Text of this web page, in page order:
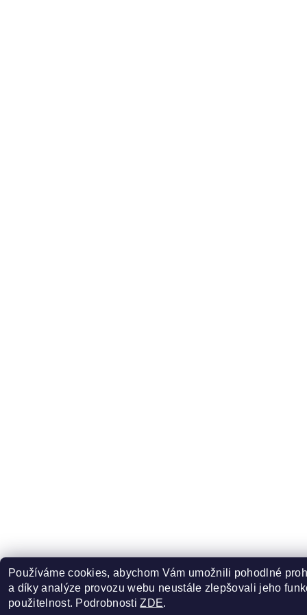
Používáme cookies, abychom Vám umožnili pohodlné
a díky analýze provozu webu neustále zlepšovali jeho
použitelnost. PodrobnostiZDE.